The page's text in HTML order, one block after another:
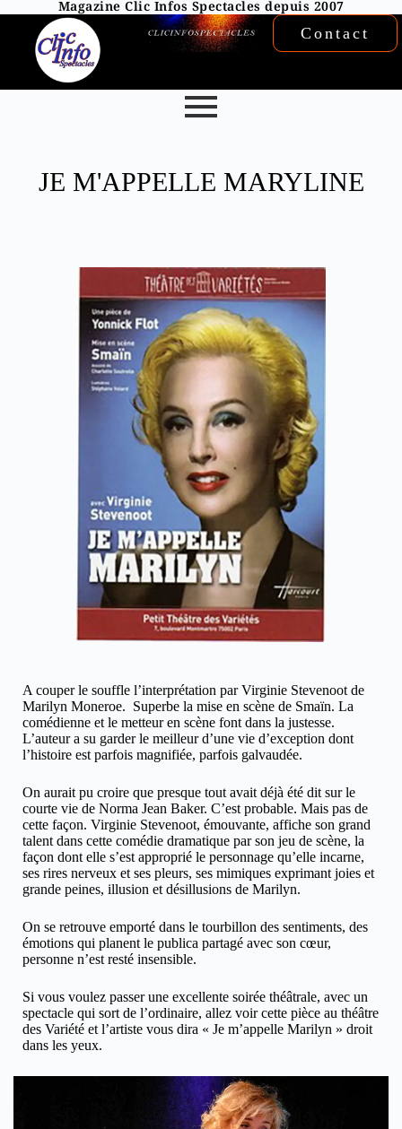
Magazine Clic Infos Spectacles depuis 2007
Contact
JE M'APPELLE MARYLINE
A couper le souffle l’interprétation par Virginie Stevenoot de
Marilyn Moneroe. Superbe la mise en scène de Smaïn. La
comédienne et le metteur en scène font dans la justesse.
L’auteur a su garder le meilleur d’une vie d’exception dont
l’histoire est parfois magnifiée, parfois galvaudée.
On aurait pu croire que presque tout avait déjà été dit sur le
courte vie de Norma Jean Baker. C’est probable. Mais pas de
cette façon. Virginie Stevenoot, émouvante, affiche son grand
talent dans cette comédie dramatique par son jeu de scène, la
façon dont elle s’est approprié le personnage qu’elle incarne,
ses rires nerveux et ses pleurs, ses mimiques exprimant joies et
grande peines, illusion et désillusions de Marilyn.
On se retrouve emporté dans le tourbillon des sentiments, des
émotions qui planent le publica partagé avec son cœur,
personne n’est resté insensible.
Si vous voulez passer une excellente soirée théâtrale, avec un
spectacle qui sort de l’ordinaire, allez voir cette pièce au théâtre
des Variété et l’artiste vous dira « Je m’appelle Marilyn » droit
dans les yeux.